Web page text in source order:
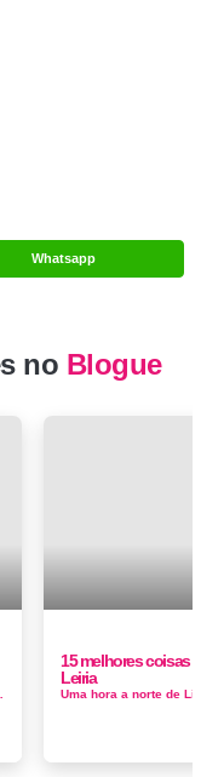
Whatsapp
no Blogue
15 melhores coisas
Leiria